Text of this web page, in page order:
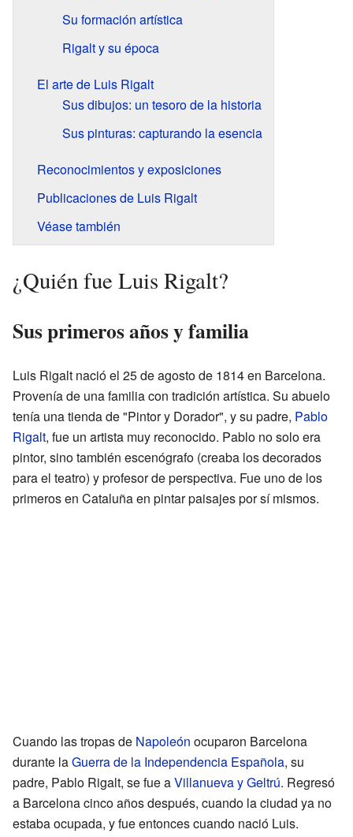
Su formación artística
Rigalt y su época
El arte de Luis Rigalt
Sus dibujos: un tesoro de la historia
Sus pinturas: capturando la esencia
Reconocimientos y exposiciones
Publicaciones de Luis Rigalt
Véase también
¿Quién fue Luis Rigalt?
Sus primeros años y familia
Luis Rigalt nació el 25 de agosto de 1814 en Barcelona.
Provenía de una familia con tradición artística. Su abuelo
tenía una tienda de "Pintor y Dorador", y su padre, Pablo
Rigalt, fue un artista muy reconocido. Pablo no solo era
pintor, sino también escenógrafo (creaba los decorados
para el teatro) y profesor de perspectiva. Fue uno de los
primeros en Cataluña en pintar paisajes por sí mismos.
Cuando las tropas de Napoleón ocuparon Barcelona
durante laGuerra de la Independencia Española, su
padre, Pablo Rigalt, se fue aVillanueva y Geltrú. Regresó
a Barcelona cinco años después, cuando la ciudad ya no
estaba ocupada, y fue entonces cuando nació Luis.